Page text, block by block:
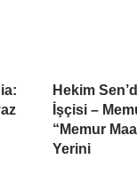
Hekim
İşçisi –
“Memur
Yerini